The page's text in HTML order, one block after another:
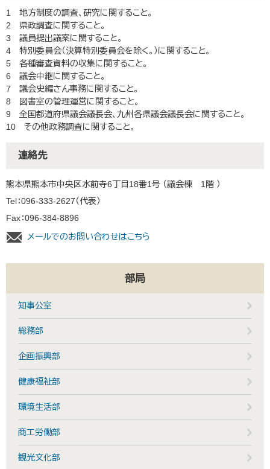
1 地方制度の調査、研究に関すること。
2 県政調査に関すること。
3 議員提出議案に関すること。
4 特別委員会（決算特別委員会を除く。）に関すること。
5 各種審査資料の収集に関すること。
6 議会中継に関すること。
7 議会史編さん事務に関すること。
8 図書室の管理運営に関すること。
9 全国都道府県議会議長会、九州各県議会議長会に関すること。
10 その他政務調査に関すること。
連絡先
熊本県熊本市中央区水前寺6丁目18番1号 （議会棟 1階 ）
Tel：096-333-2627 代表
Fax：096-384-8896
メールでのお問い合わせはこちら
部局
知事公室
総務部
企画振興部
健康福祉部
環境生活部
商工労働部
観光文化部